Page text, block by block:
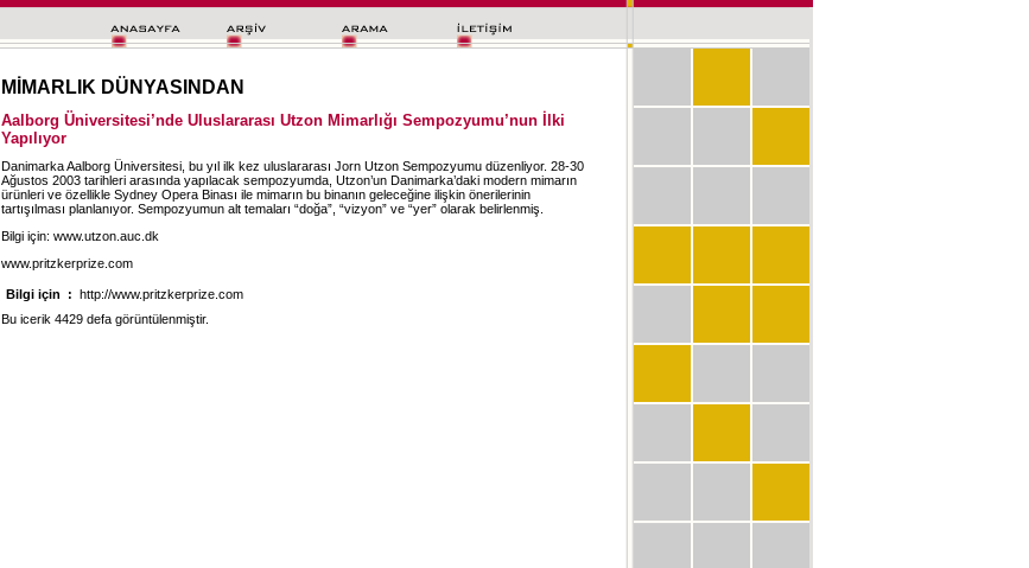
MİMARLIK DÜNYASINDAN
Aalborg Üniversitesi’nde Uluslararası Utzon Mimarlığı Sempozyumu’nun İlki
Yapılıyor
Danimarka Aalborg Üniversitesi, bu yıl ilk kez uluslararası Jorn Utzon Sempozyumu düzenliyor. 28-30
Ağustos 2003 tarihleri arasında yapılacak sempozyumda, Utzon’un Danimarka’daki modern mimarın
ürünleri ve özellikle Sydney Opera Binası ile mimarın bu binanın geleceğine ilişkin önerilerinin
tartışılması planlanıyor. Sempozyumun alt temaları “doğa”, “vizyon” ve “yer” olarak belirlenmiş.
Bilgi için: www.utzon.auc.dk
www.pritzkerprize.com
Bilgi için :
http://www.pritzkerprize.com
Bu icerik 4429 defa görüntülenmiştir.